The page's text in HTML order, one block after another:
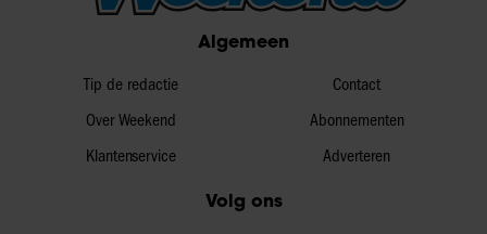
partners kunnen deze gegevens combineren met andere
informatie die u aan ze heeft verstrekt of die ze hebben
gaat akkoord met onze cookies als u onze website blijft
gebruiken.
Algemeen
Tip de redactie
Over Weekend
Klantenservice
Contact
Abonnementen
Adverteren
Volg ons